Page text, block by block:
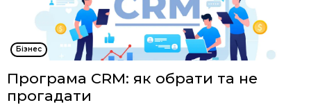
Бізнес
Програма CRM: як обрати та не
прогадати